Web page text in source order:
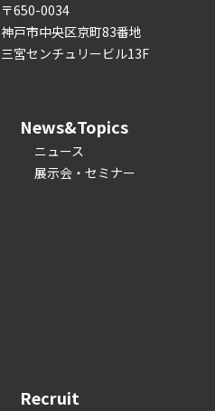
〒650-0034
神戸市中央区京町83番地
三宮センチュリービル13F
News&Topics
ニュース
展示会・セミナー
Recruit